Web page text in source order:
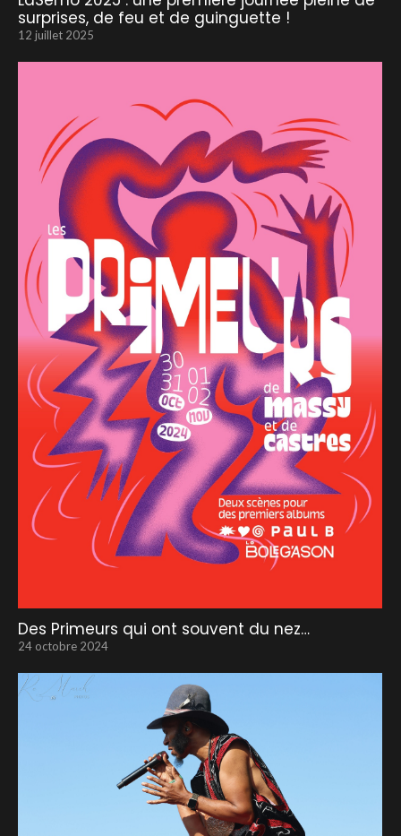
surprises, de feu et de guinguette !
12 juillet 2025
Des Primeurs qui ont souvent du nez…
24 octobre 2024